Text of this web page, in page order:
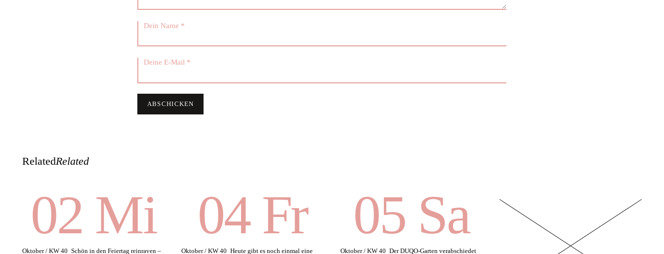
RelatedRelated
05 Sa
Oktober / KW 40 Der DUQO-Garten verabschiedet
04 Fr
Oktober / KW 40 Heute gibt es noch einmal eine
02 Mi
Oktober / KW 40 Schön in den Feiertag reinraven –